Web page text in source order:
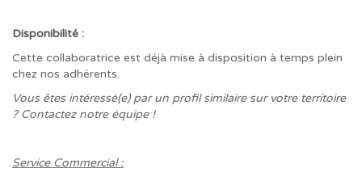
Disponibilité :
Cette collaboratrice est déjà mise à disposition à temps plein
chez nos adhérents.
Vous êtes intéressé(e) par un profil similaire sur votre territoire
? Contactez notre équipe !
Service Commercial :